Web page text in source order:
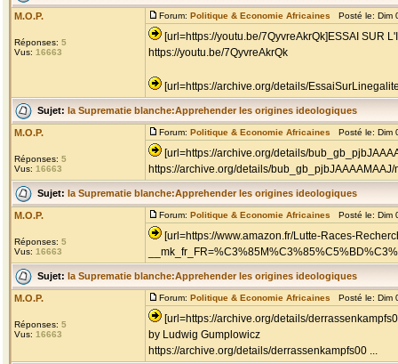
M.O.P.
Réponses: 5
Vus: 16663
Forum: Politique & Economie Africaines Posté le: Dim
[url=https://youtu.be/7QyvreAkrQk]ESSAI SUR
https://youtu.be/7QyvreAkrQk
[url=https://archive.org/details/
Sujet: la Suprematie blanche:Apprehender les origines ideologiques
M.O.P.
Réponses: 5
Vus: 16663
Forum: Politique & Economie Africaines Posté le: Dim
[url=https://archive.org/details/
https://archive.org/details/bub_gb_pjbJAAAAMAAJ/
Sujet: la Suprematie blanche:Apprehender les origines ideologiques
M.O.P.
Réponses: 5
Vus: 16663
Forum: Politique & Economie Africaines Posté le: Dim
[url=https://www.amazon.fr/Lutte-Races-
Sujet: la Suprematie blanche:Apprehender les origines ideologiques
M.O.P.
Réponses: 5
Vus: 16663
Forum: Politique & Economie Africaines Posté le: Dim
[url=https://archive.org/details/
by Ludwig Gumplowicz
https://archive.org/details/derrassenkampfs00 ...